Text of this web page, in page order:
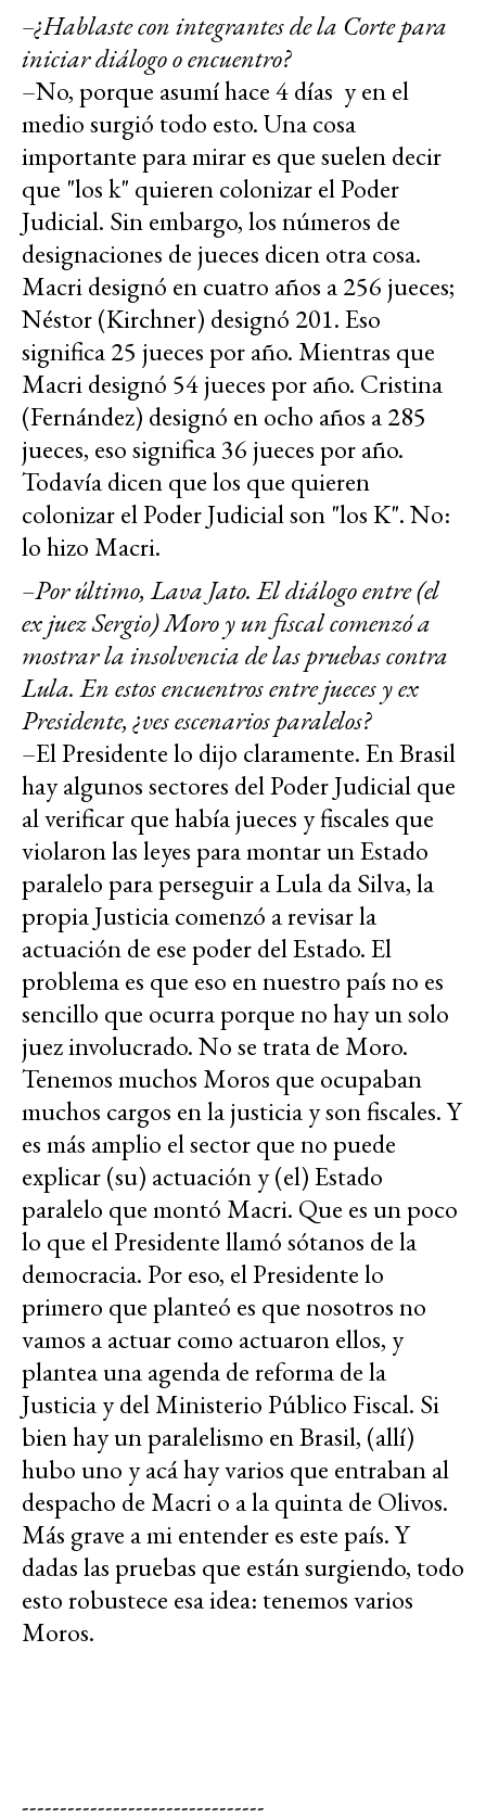
–¿Hablaste con integrantes de la Corte para
iniciar diálogo o encuentro?
–No, porque asumí hace 4 días y en el
medio surgió todo esto. Una cosa
importante para mirar es que suelen decir
que "los k" quieren colonizar el Poder
Judicial. Sin embargo, los números de
designaciones de jueces dicen otra cosa.
Macri designó en cuatro años a 256 jueces;
Néstor (Kirchner) designó 201. Eso
significa 25 jueces por año. Mientras que
Macri designó 54 jueces por año. Cristina
(Fernández) designó en ocho años a 285
jueces, eso significa 36 jueces por año.
Todavía dicen que los que quieren
colonizar el Poder Judicial son "los K". No:
lo hizo Macri.
–Por último, Lava Jato. El diálogo entre (el
ex juez Sergio) Moro y un fiscal comenzó a
mostrar la insolvencia de las pruebas contra
Lula. En estos encuentros entre jueces y ex
Presidente, ¿ves escenarios paralelos?
–El Presidente lo dijo claramente. En Brasil
hay algunos sectores del Poder Judicial que
al verificar que había jueces y fiscales que
violaron las leyes para montar un Estado
paralelo para perseguir a Lula da Silva, la
propia Justicia comenzó a revisar la
actuación de ese poder del Estado. El
problema es que eso en nuestro país no es
sencillo que ocurra porque no hay un solo
juez involucrado. No se trata de Moro.
Tenemos muchos Moros que ocupaban
muchos cargos en la justicia y son fiscales. Y
es más amplio el sector que no puede
explicar (su) actuación y (el) Estado
paralelo que montó Macri. Que es un poco
lo que el Presidente llamó sótanos de la
democracia. Por eso, el Presidente lo
primero que planteó es que nosotros no
vamos a actuar como actuaron ellos, y
plantea una agenda de reforma de la
Justicia y del Ministerio Público Fiscal. Si
bien hay un paralelismo en Brasil, (allí)
hubo uno y acá hay varios que entraban al
despacho de Macri o a la quinta de Olivos.
Más grave a mi entender es este país. Y
dadas las pruebas que están surgiendo, todo
esto robustece esa idea: tenemos varios
Moros.
--------------------------------